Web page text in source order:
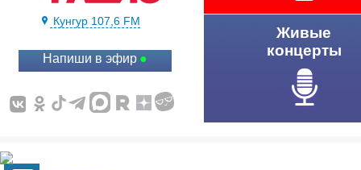
Кунгур 107,6 FM
Напиши в эфир
Живые
концерты